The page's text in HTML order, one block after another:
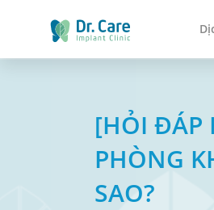
[HỎI ĐÁP
PHÒNG
SAO?